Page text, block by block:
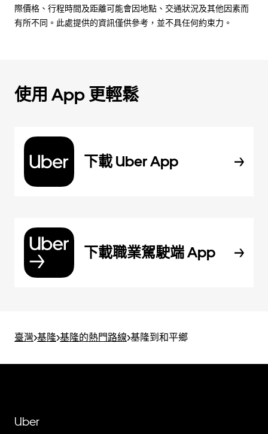
際價格、行程時間及距離可能會因地點、交通狀況及其他因素而
有所不同。此處提供的資訊僅供參考，並不具任何約束力。
使用 App 更輕鬆
下載 Uber App
下載職業駕駛端 App
臺灣>基隆>基隆的熱門路線>基隆到和平鄉
Uber